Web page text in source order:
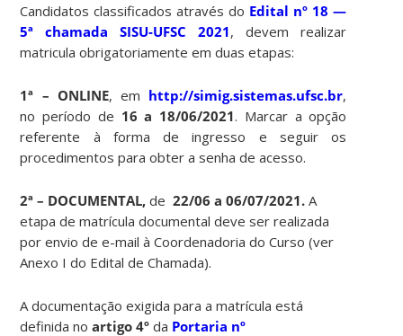
Candidatos classificados através do Edital nº 18 —
5ª chamada SISU-UFSC 2021, devem realizar
matricula obrigatoriamente em duas etapas:
1ª – ONLINE, em http://simig.sistemas.ufsc.br,
no período de 16 a 18/06/2021. Marcar a opção
referente à forma de ingresso e seguir os
procedimentos para obter a senha de acesso.
2ª – DOCUMENTAL,de 22/06 a 06/07/2021.A
etapa de matrícula documental deve ser realizada
por envio de e-mail à Coordenadoria do Curso (ver
Anexo I do Edital de Chamada).
A documentação exigida para a matrícula está
definida no artigo 4º da Portaria nº